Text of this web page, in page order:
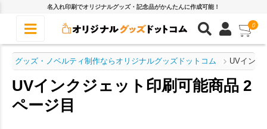
名入れ印刷でオリジナルグッズ・記念品がかんたんに作成可能！
0
グッズ・ノベルティ制作ならオリジナルグッズドットコム UVインク
UVインクジェット印刷可能商品 2
ページ目